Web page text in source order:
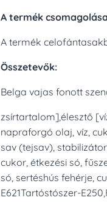
A termék
A termék
Összetevők:
Belga vajas fonott
zsírtartalom],élesztő
napraforgó olaj, víz,
sav (tejsav),
cukor, étkezési só,
só, sertéshús fehérje,
E621Tartóstószer-